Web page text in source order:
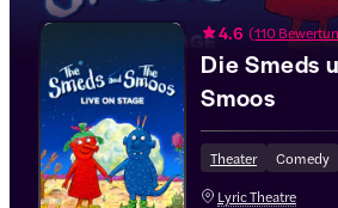
4.6 (110
Die Smeds
Smoos
Theater Comedy
Lyric Theatre